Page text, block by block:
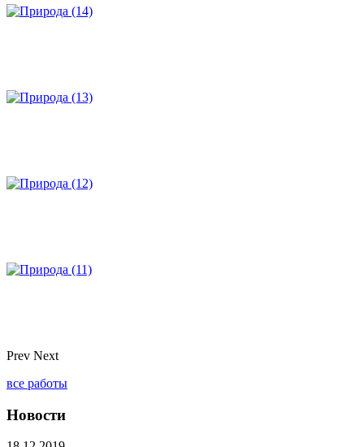
Prev Next
все работы
Новости